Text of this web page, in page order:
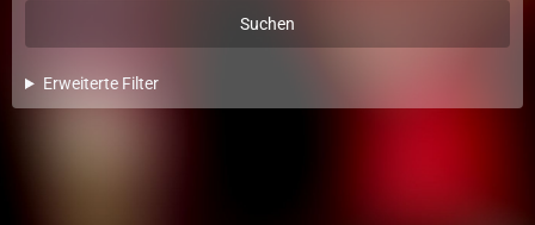
Suchen
Erweiterte Filter